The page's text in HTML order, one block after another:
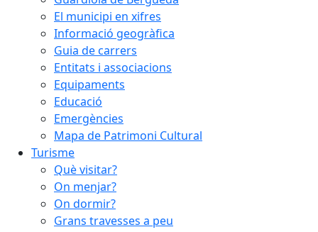
El municipi en xifres
Informació geogràfica
Guia de carrers
Entitats i associacions
Equipaments
Educació
Emergències
Mapa de Patrimoni Cultural
Turisme
Què visitar?
On menjar?
On dormir?
Grans travesses a peu